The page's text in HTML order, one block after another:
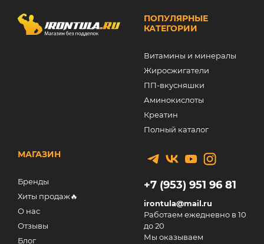
ПОПУЛЯРНЫЕ
КАТЕГОРИИ
Витамины и минералы
Жиросжигатели
ПП-вкусняшки
Аминокислоты
Креатин
Полный каталог
МАГАЗИН
Бренды
Хиты продаж🔥
О нас
Отзывы
Блог
+7 (953) 951 96 81
irontula@mail.ru
Работаем ежедневно в 10
до 20
Мы оказываем